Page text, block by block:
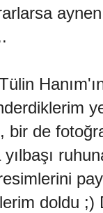
bir de
doldu